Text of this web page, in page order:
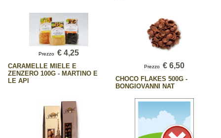
Prezzo € 4,25
CARAMELLE MIELE E
ZENZERO 100G - MARTINO E
LE API
Prezzo € 6,50
CHOCO FLAKES 500G -
BONGIOVANNI NAT